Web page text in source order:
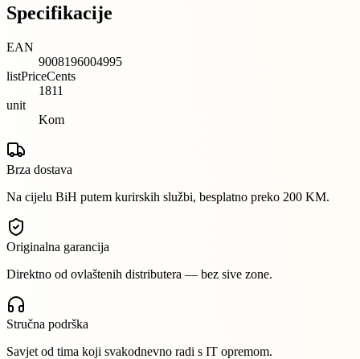
Specifikacije
EAN
9008196004995
listPriceCents
1811
unit
Kom
Brza dostava
Na cijelu BiH putem kurirskih službi, besplatno preko 200 KM.
Originalna garancija
Direktno od ovlaštenih distributera — bez sive zone.
Stručna podrška
Savjet od tima koji svakodnevno radi s IT opremom.